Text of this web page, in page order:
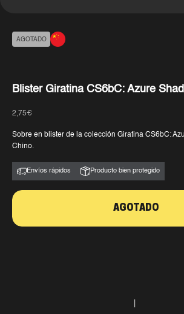
AGOTADO
Blister Giratina CS6bC: Azure
Precio de oferta
2,75€
Sobre en blister de la colección Giratina CS6bC:
Chino.
Envíos rápidos Producto bien protegido
AGOTADO